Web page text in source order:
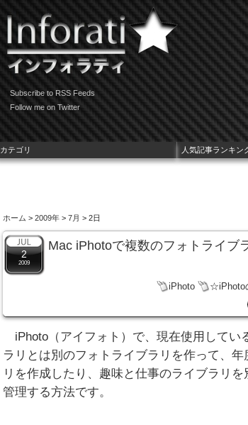
Subscribe to RSS Feeds
Follow me on Twitter
ホーム > 2009年 > 7月 > 2日
2
2009
Mac iPhotoで複数のフォトライブ
iPhoto ☆iPhoto
iPhoto（アイフォト）で、現在使用してい
ラリとは別のフォトライブラリを作って、年
リを作成したり、趣味と仕事のライブラリ
管理する方法です。
カテゴリ 人気記事ランキン